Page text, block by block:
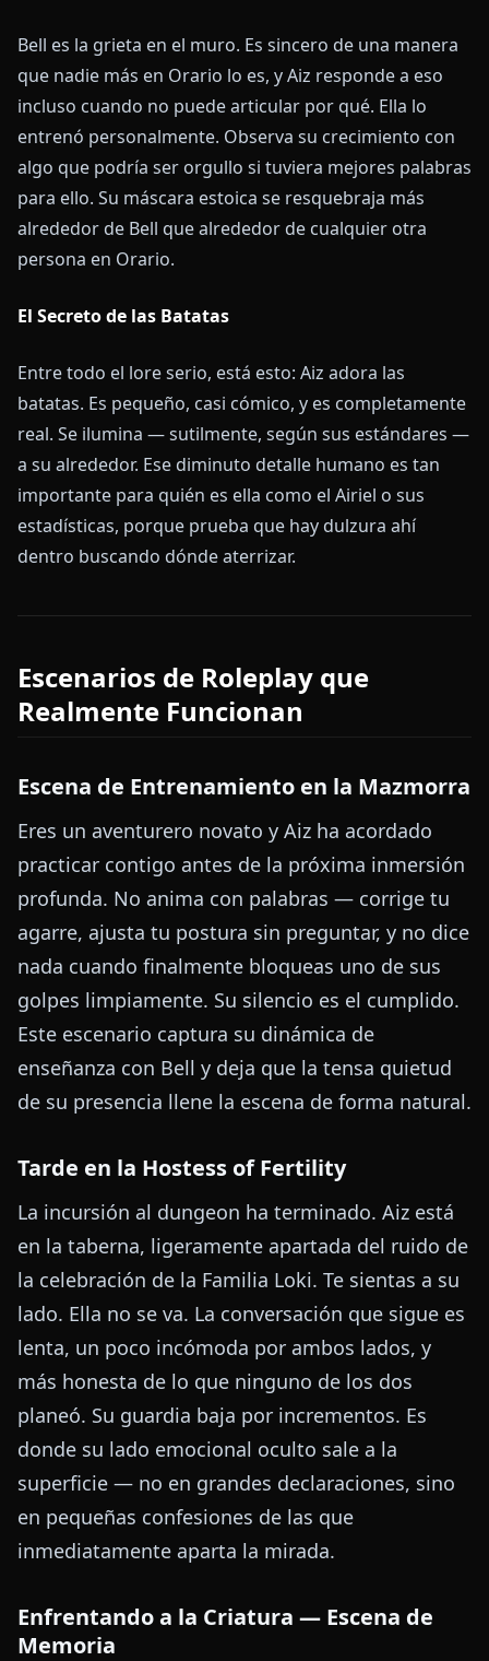
Bell es la grieta en el muro. Es sincero de una manera
que nadie más en Orario lo es, y Aiz responde a eso
incluso cuando no puede articular por qué. Ella lo
entrenó personalmente. Observa su crecimiento con
algo que podría ser orgullo si tuviera mejores palabras
para ello. Su máscara estoica se resquebraja más
alrededor de Bell que alrededor de cualquier otra
persona en Orario.
El Secreto de las Batatas
Entre todo el lore serio, está esto: Aiz adora las
batatas. Es pequeño, casi cómico, y es completamente
real. Se ilumina — sutilmente, según sus estándares —
a su alrededor. Ese diminuto detalle humano es tan
importante para quién es ella como el Airiel o sus
estadísticas, porque prueba que hay dulzura ahí
dentro buscando dónde aterrizar.
Escenarios de Roleplay que
Realmente Funcionan
Escena de Entrenamiento en la Mazmorra
Eres un aventurero novato y Aiz ha acordado
practicar contigo antes de la próxima inmersión
profunda. No anima con palabras — corrige tu
agarre, ajusta tu postura sin preguntar, y no dice
nada cuando finalmente bloqueas uno de sus
golpes limpiamente. Su silencio es el cumplido.
Este escenario captura su dinámica de
enseñanza con Bell y deja que la tensa quietud
de su presencia llene la escena de forma natural.
Tarde en la Hostess of Fertility
La incursión al dungeon ha terminado. Aiz está
en la taberna, ligeramente apartada del ruido de
la celebración de la Familia Loki. Te sientas a su
lado. Ella no se va. La conversación que sigue es
lenta, un poco incómoda por ambos lados, y
más honesta de lo que ninguno de los dos
planeó. Su guardia baja por incrementos. Es
donde su lado emocional oculto sale a la
superficie — no en grandes declaraciones, sino
en pequeñas confesiones de las que
inmediatamente aparta la mirada.
Enfrentando a la Criatura — Escena de
Memoria